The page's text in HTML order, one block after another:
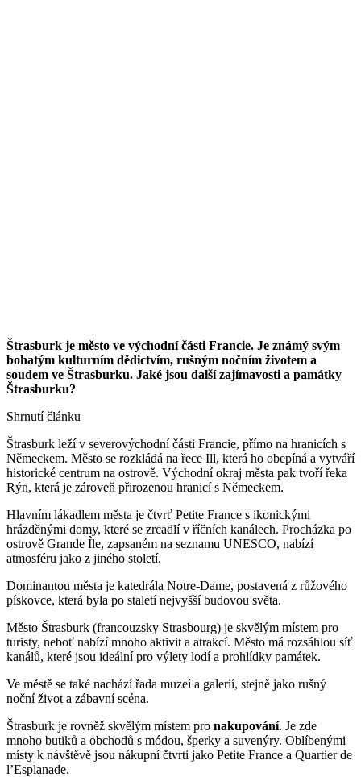
Štrasburk je město ve východní části Francie. Je známý svým
bohatým kulturním dědictvím, rušným nočním životem a
soudem ve Štrasburku. Jaké jsou další zajímavosti a památky
Štrasburku?
Shrnutí článku
Štrasburk leží v severovýchodní části Francie, přímo na hranicích s
Německem. Město se rozkládá na řece Ill, která ho obepíná a vytváří
historické centrum na ostrově. Východní okraj města pak tvoří řeka
Rýn, která je zároveň přirozenou hranicí s Německem.
Hlavním lákadlem města je čtvrť Petite France s ikonickými
hrázděnými domy, které se zrcadlí v říčních kanálech. Procházka po
ostrově Grande Île, zapsaném na seznamu UNESCO, nabízí
atmosféru jako z jiného století.
Dominantou města je katedrála Notre-Dame, postavená z růžového
pískovce, která byla po staletí nejvyšší budovou světa.
Město Štrasburk (francouzsky Strasbourg) je skvělým místem pro
turisty, neboť nabízí mnoho aktivit a atrakcí. Město má rozsáhlou síť
kanálů, které jsou ideální pro výlety lodí a prohlídky památek.
Ve městě se také nachází řada muzeí a galerií, stejně jako rušný
noční život a zábavní scéna.
Štrasburk je rovněž skvělým místem pro nakupování. Je zde
mnoho butiků a obchodů s módou, šperky a suvenýry. Oblíbenými
místy k návštěvě jsou nákupní čtvrti jako Petite France a Quartier de
l’Esplanade.